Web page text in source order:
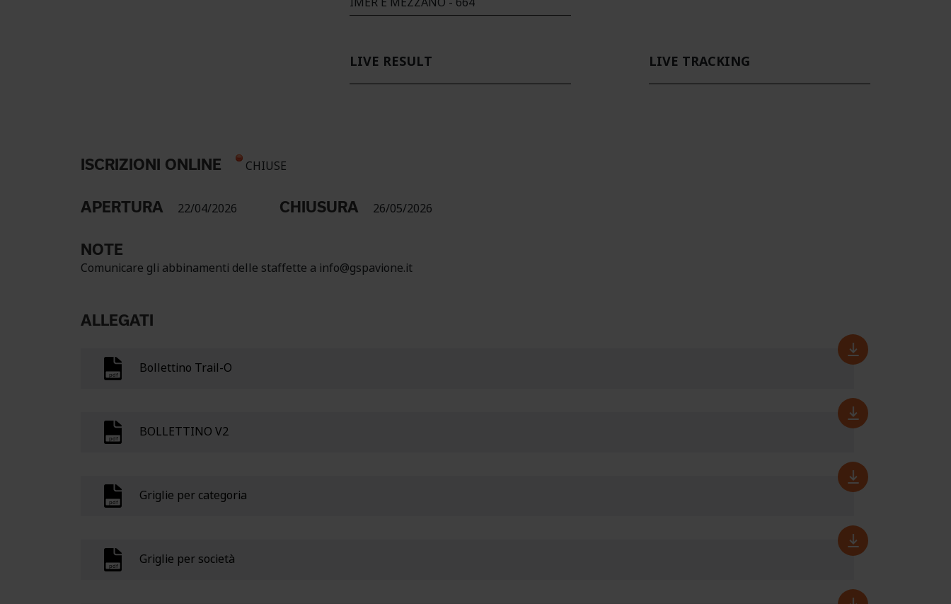
LIVE RESULT LIVE TRACKING
ISCRIZIONI ONLINE CHIUSE
APERTURA 22/04/2026 CHIUSURA 26/05/2026
NOTE
Comunicare gli abbinamenti delle staffette a info@gspavione.it
ALLEGATI
Bollettino Trail-O
BOLLETTINO V2
Griglie per categoria
Griglie per società